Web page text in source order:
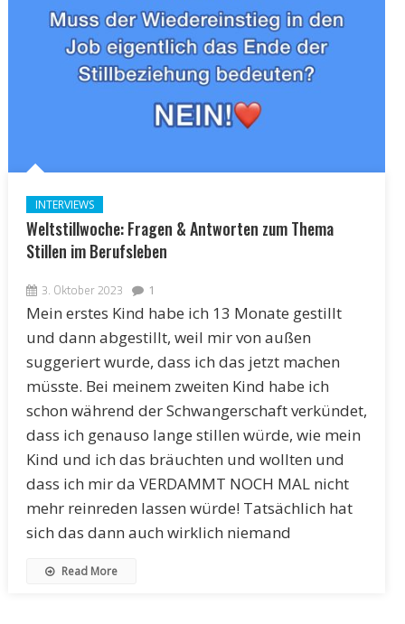
INTERVIEWS
Weltstillwoche: Fragen & Antworten zum Thema
Stillen im Berufsleben
3. Oktober 2023 1
Mein erstes Kind habe ich 13 Monate gestillt
und dann abgestillt, weil mir von außen
suggeriert wurde, dass ich das jetzt machen
müsste. Bei meinem zweiten Kind habe ich
schon während der Schwangerschaft verkündet,
dass ich genauso lange stillen würde, wie mein
Kind und ich das bräuchten und wollten und
dass ich mir da VERDAMMT NOCH MAL nicht
mehr reinreden lassen würde! Tatsächlich hat
sich das dann auch wirklich niemand
Read More